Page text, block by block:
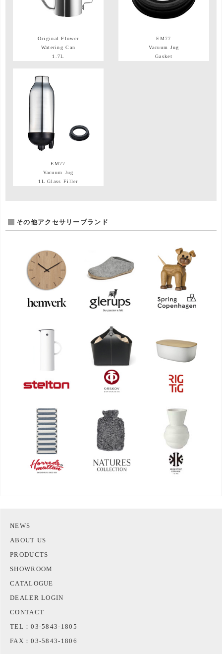
Original Flower
Watering Can
1.7L
EM77
Vacuum Jug
Gasket
EM77
Vacuum Jug
1L Glass Filler
その他アクセサリーブランド
NEWS
ABOUT US
PRODUCTS
SHOWROOM
CATALOGUE
DEALER LOGIN
CONTACT
TEL：03-5843-1805
FAX：03-5843-1806